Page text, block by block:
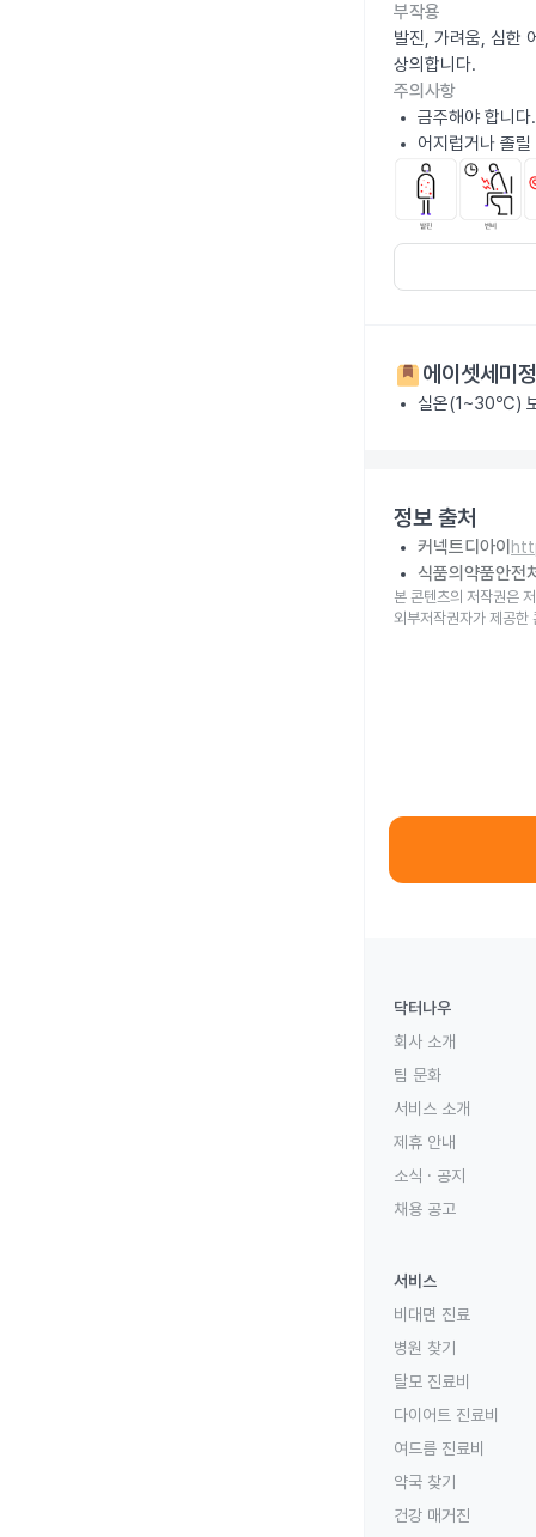
부작용
발진, 가려움, 심한
상의합니다.
주의사항
금주해야 합니다.
어지럽거나 졸
에이셋세미정
실온(1~30℃)
정보 출처
커넥트디아이
식품의약품안전
본 콘텐츠의 저작권은
외부저작권자가 제공한
닥터나우
회사 소개
팀 문화
서비스 소개
제휴 안내
소식 · 공지
채용 공고
서비스
비대면 진료
병원 찾기
탈모 진료비
다이어트 진료비
여드름 진료비
약국 찾기
건강 매거진